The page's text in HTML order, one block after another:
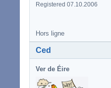
Registered 07.10.2006
Hors ligne
Ced
Ver de Éire